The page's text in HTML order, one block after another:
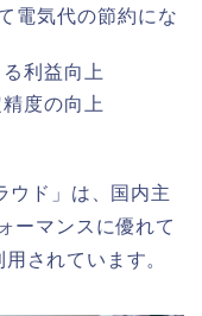
電気代の節約にな
利益向上
度の向上
ウド」は、国内主
ーマンスに優れて
されています。